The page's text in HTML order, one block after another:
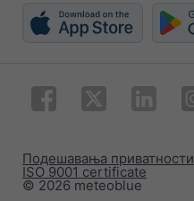
© 2026 meteoblue
ISO 9001 certificate
Подешавања приватности